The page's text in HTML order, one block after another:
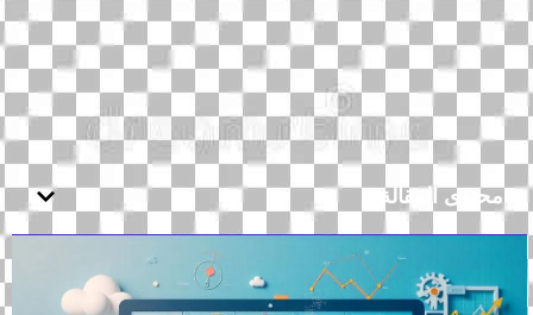
محتوى المقالة